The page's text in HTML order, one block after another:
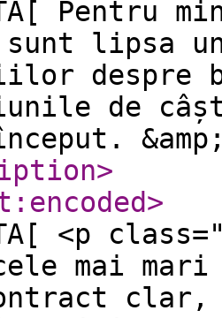
Pentru
sunt lipsa
despre
de
>
>
<p
mai mari